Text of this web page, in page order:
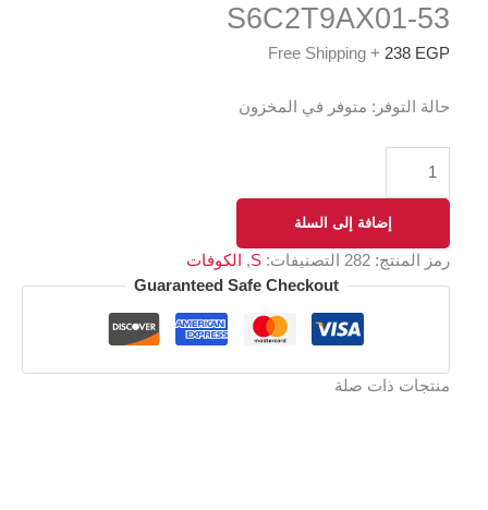
S6C2T9AX01-53
238 EGP
+ Free Shipping
حالة التوفر: متوفر في المخزون
إضافة إلى السلة
رمز المنتج: 282 التصنيفات: S
,
الكوفات
Guaranteed Safe Checkout
منتجات ذات صلة